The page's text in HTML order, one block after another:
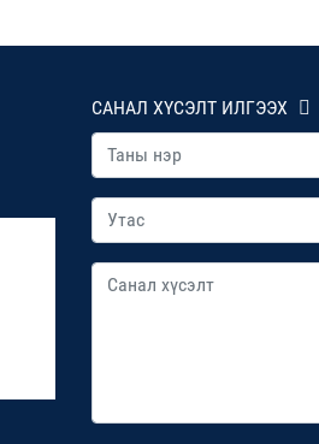
САНАЛ ХҮСЭЛТ ИЛГЭЭХ